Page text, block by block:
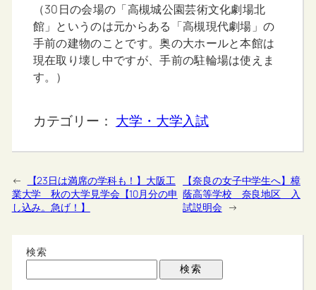
（30日の会場の「高槻城公園芸術文化劇場北
館」というのは元からある「高槻現代劇場」の
手前の建物のことです。奥の大ホールと本館は
現在取り壊し中ですが、手前の駐輪場は使えま
す。）
カテゴリー： 大学・大学入試
←
【23日は満席の学科も！】大阪工
業大学 秋の大学見学会【10月分の申
し込み。急げ！】
【奈良の女子中学生へ】樟
蔭高等学校 奈良地区 入
試説明会 →
検索
検索